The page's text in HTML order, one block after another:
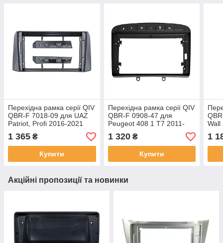
Перехідна рамка серії QIV
QBR-F 7018-09 для UAZ
Patriot, Profi 2016-2021
(F1) 9 дюймів
1 365 ₴
Купити
Перехідна рамка серії QIV
QBR-F 0908-47 для
Peugeot 408 1 T7 2011-
2021, 308 2007-2013 (F2)
9 дюймів
1 320₴
Купити
Wall
H5
1
Акційні пропозиції та новинки